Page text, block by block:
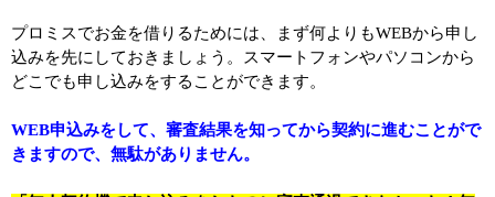
プロミスでお金を借りるためには、まず何よりもWEBから申し
込みを先にしておきましょう。スマートフォンやパソコンから
どこでも申し込みをすることができます。
WEB申込みをして、審査結果を知ってから契約に進むことがで
きますので、無駄がありません。